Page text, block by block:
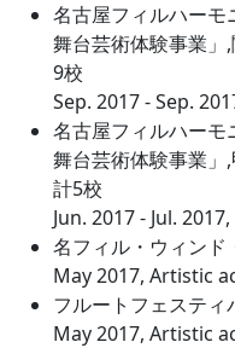
名古屋フィルハーモ
舞台芸術体験事業」
9校
Sep. 2017 - Sep.
名古屋フィルハーモ
舞台芸術体験事業」,
計5校
Jun. 2017 - Jul.
名フィル・ウィン
May 2017, Artistic
フルートフェスティ
May 2017, Artistic